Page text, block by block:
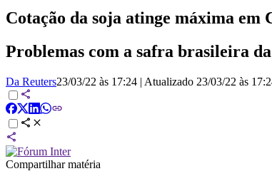
Cotação da soja atinge máxima em
Problemas com a safra brasileira
Da Reuters23/03/22 às 17:24 | Atualizado 23/03/22 às
Compartilhar matéria